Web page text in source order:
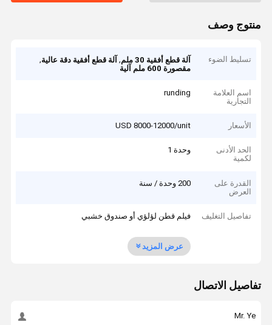
منتوج وصف
تسليط الضوء آلة قطع أفقية 30 ملم , آلة قطع أفقية دقة عالية,
مقصورة 600 ملم آلية
اسم العلامة
التجارية
runding
الأسعار USD 8000-12000/unit
الحد الأدنى
لكمية
وحدة 1
القدرة على
العرض
200 وحدة / سنة
تفاصيل التغليف فيلم قطن لؤلؤي أو صندوق خشبي
عرض المزيد
تفاصيل الاتصال
Mr. Ye